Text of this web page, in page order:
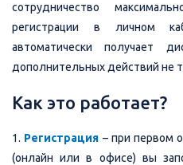
сотрудничество
регистрации в личном
автоматически получает
дополнительных действий не
Как это работает?
1. Регистрация – при первом
(онлайн или в офисе) вы